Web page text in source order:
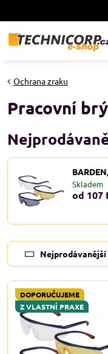
Ochrana zraku
Pracovní
Skladem
od 107
Nejprodávanější
DOPORUČUJEME
Z VLASTNÍ PRAXE